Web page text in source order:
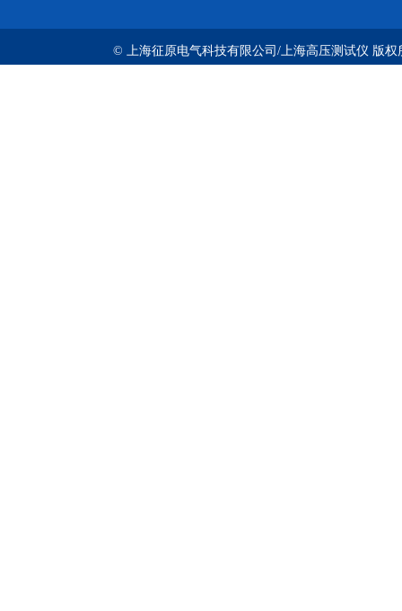
© 上海征原电气科技有限公司/上海高压测试仪 版权